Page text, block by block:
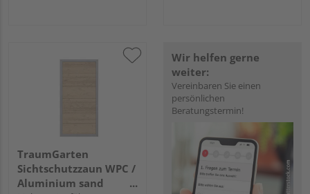
TraumGarten
Sichtschutzzaun WPC /
Aluminium sand
Wir helfen gerne
weiter:
Vereinbaren Sie einen
persönlichen
Beratungstermin!